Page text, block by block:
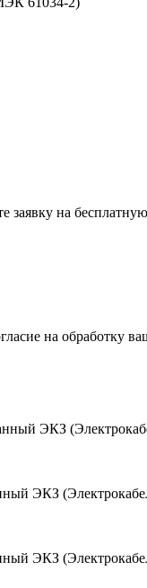
заявку на
на обработку
ЭКЗ
ЭКЗ
ЭКЗ